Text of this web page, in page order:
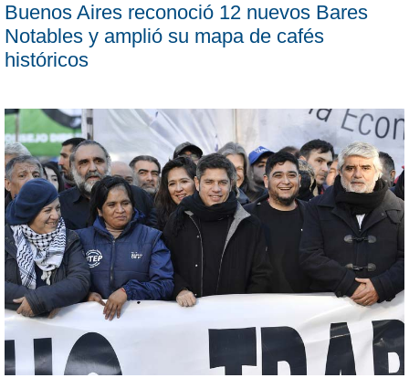
Buenos Aires reconoció 12 nuevos Bares
Notables y amplió su mapa de cafés
históricos